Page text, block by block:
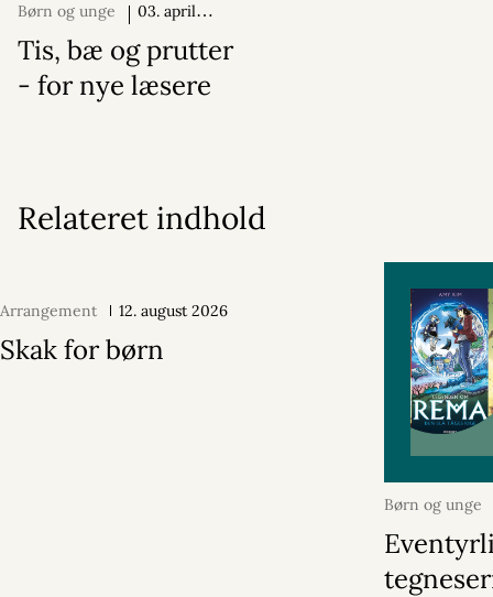
Børn og unge
03. april
2024
Tis, bæ og prutter
- for nye læsere
Relateret indhold
Arrangement 12. august 2026
Skak for børn
Børn og unge
2026